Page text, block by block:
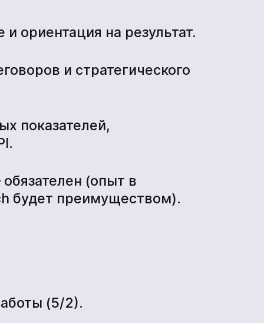
ориентация на результат.
и стратегического
показателей,
(опыт в
будет преимуществом).
(5/2).